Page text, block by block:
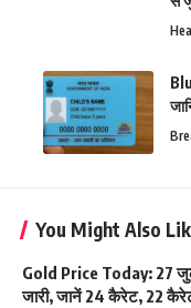
You Might Also
Gold Price Today: 27
जारी, जानें 24 कैरेट, 22